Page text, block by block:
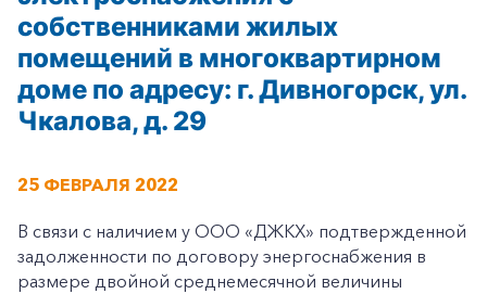
собственниками жилых
помещений в многоквартирном
доме по адресу: г. Дивногорск, ул.
Чкалова, д. 29
25 ФЕВРАЛЯ 2022
В связи с наличием у ООО «ДЖКХ» подтвержденной
задолженности по договору энергоснабжения в
размере двойной среднемесячной величины